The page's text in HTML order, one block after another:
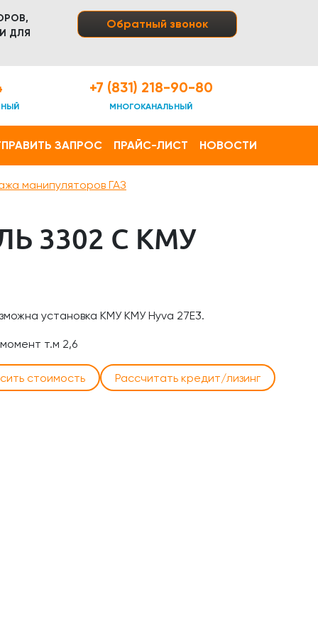
ДЛЯ
Обратный звонок
+7 (831) 218-90-80
МНОГОКАНАЛЬНЫЙ
ЗАПРОС ПРАЙС-ЛИСТ НОВОСТИ
манипуляторов ГАЗ
3302 С КМУ
установка КМУ КМУ Hyva 27E3.
т.м 2,6
стоимость Рассчитать кредит/лизинг